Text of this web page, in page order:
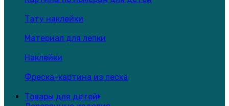
Тату наклейки
Материал для лепки
Наклейки
Фреска-картина из песка
Товары для детей